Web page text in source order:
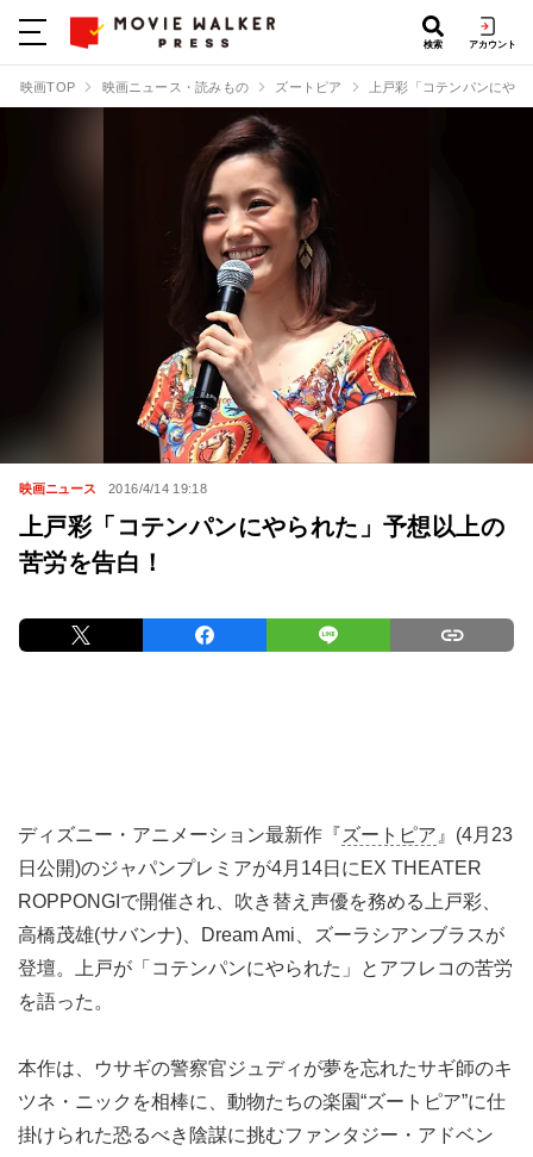
検索 アカウント
映画TOP 映画ニュース・読みもの ズートピア 上戸彩「コテンパンにや
映画ニュース 2016/4/14 19:18
上戸彩「コテンパンにやられた」予想以上の
苦労を告白！
ディズニー・アニメーション最新作『ズートピア 』(4月23
日公開)のジャパンプレミアが4月14日にEX THEATER
ROPPONGIで開催され、吹き替え声優を務める上戸彩、
高橋茂雄(サバンナ)、Dream Ami、ズーラシアンブラスが
登壇。上戸が「コテンパンにやられた」とアフレコの苦労
を語った。
本作は、ウサギの警察官ジュディが夢を忘れたサギ師のキ
ツネ・ニックを相棒に、動物たちの楽園“ズートピア”に仕
掛けられた恐るべき陰謀に挑むファンタジー・アドベン